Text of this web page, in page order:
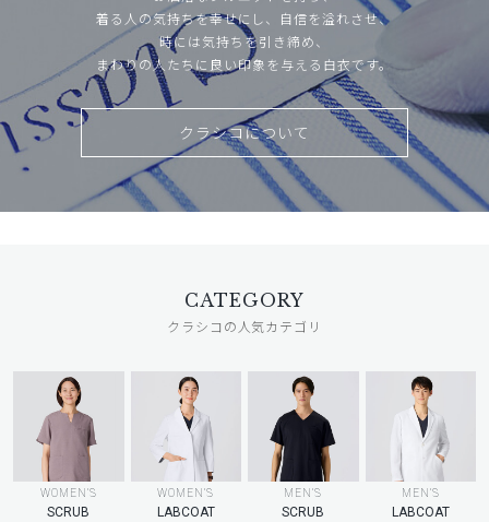
着る人の気持ちを幸せにし、自信を溢れさせ、
時には気持ちを引き締め、
まわりの人たちに良い印象を与える白衣です。
クラシコについて
CATEGORY
クラシコの人気カテゴリ
WOMEN’S
SCRUB
WOMEN’S
LABCOAT
MEN’S
SCRUB
MEN’S
LABCOAT